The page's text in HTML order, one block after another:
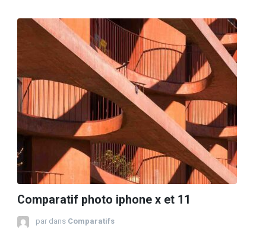
Comparatif photo iphone x et 11
par dans Comparatifs